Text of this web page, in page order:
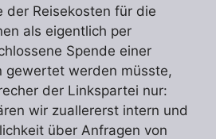
der Reisekosten für die
als eigentlich per
Spende einer
gewertet werden müsste,
der Linkspartei nur:
wir zuallererst intern und
über Anfragen von